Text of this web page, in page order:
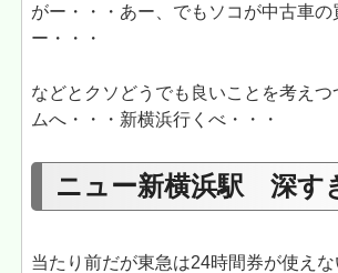
がー・・・あー、でもソコが中古車の
ー・・・
などとクソどうでも良いことを考えつ
ムへ・・・新横浜行くべ・・・
ニュー新横浜駅 深す
当たり前だが東急は24時間券が使え